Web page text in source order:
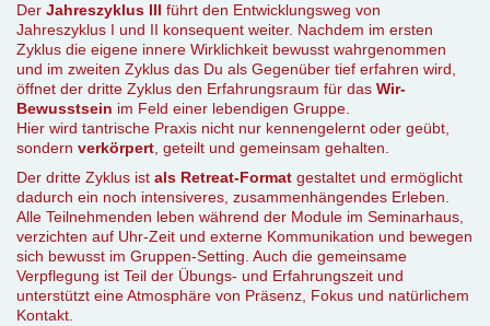
Der Jahreszyklus III führt den Entwicklungsweg von
Jahreszyklus I und II konsequent weiter. Nachdem im ersten
Zyklus die eigene innere Wirklichkeit bewusst wahrgenommen
und im zweiten Zyklus das Du als Gegenüber tief erfahren wird,
öffnet der dritte Zyklus den Erfahrungsraum für das Wir-
Bewusstsein im Feld einer lebendigen Gruppe.
Hier wird tantrische Praxis nicht nur kennengelernt oder geübt,
sondern verkörpert , geteilt und gemeinsam gehalten.
Der dritte Zyklus ist als Retreat-Format gestaltet und ermöglicht
dadurch ein noch intensiveres, zusammenhängendes Erleben.
Alle Teilnehmenden leben während der Module im Seminarhaus,
verzichten auf Uhr-Zeit und externe Kommunikation und bewegen
sich bewusst im Gruppen-Setting. Auch die gemeinsame
Verpflegung ist Teil der Übungs- und Erfahrungszeit und
unterstützt eine Atmosphäre von Präsenz, Fokus und natürlichem
Kontakt.